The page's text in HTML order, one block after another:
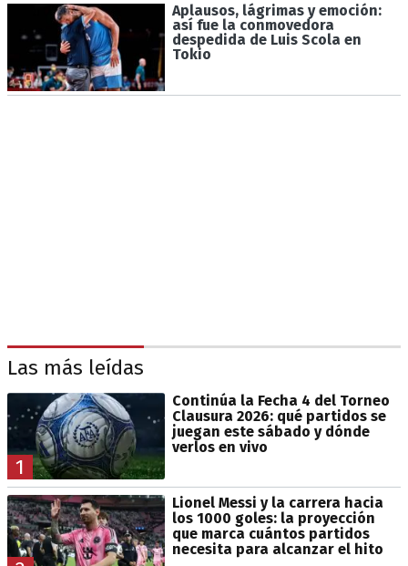
Aplausos, lágrimas y emoción:
así fue la conmovedora
despedida de Luis Scola en
Tokio
Las más leídas
1
Continúa la Fecha 4 del Torneo
Clausura 2026: qué partidos se
juegan este sábado y dónde
verlos en vivo
Lionel Messi y la carrera hacia
los 1000 goles: la proyección
que marca cuántos partidos
necesita para alcanzar el hito